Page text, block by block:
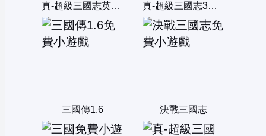
真-超級三國志英傑傳中文版 真-超級三國志3中文版
三國傳1.6 決戰三國志